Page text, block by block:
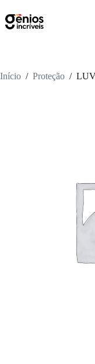
Início / Proteção /